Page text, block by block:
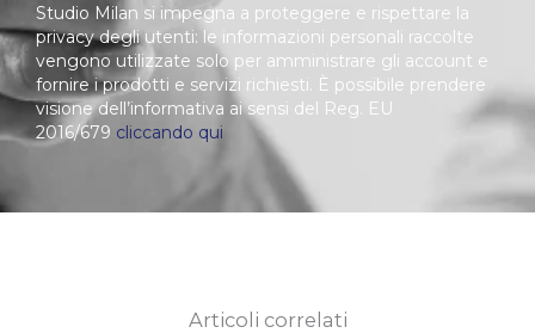
Studio Milan si impegna a proteggere e rispettare la
privacy degli utenti: le informazioni personali raccolte
vengono utilizzate solo per amministrare gli account e
fornire i prodotti e servizi richiesti. È possibile prendere
visione dell’informativa ai sensi del Reg. EU
2016/679 cliccando qui
Articoli correlati